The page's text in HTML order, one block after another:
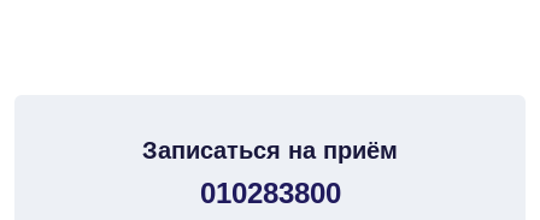
Записаться на приём
010283800